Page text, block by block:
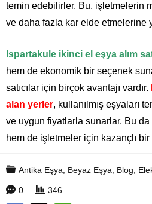
temin edebilirler. Bu, işletmelerin
ve daha fazla kar elde etmelerine
Ispartakule ikinci el eşya alım
hem de ekonomik bir seçenek
satıcılar için birçok avantajı vardır.
alan yerler, kullanılmış eşyaları
ve uygun fiyatlarla sunarlar. Bu
hem de işletmeler için kazançlı bir
Antika Eşya, Beyaz Eşya, Blog,
0 346